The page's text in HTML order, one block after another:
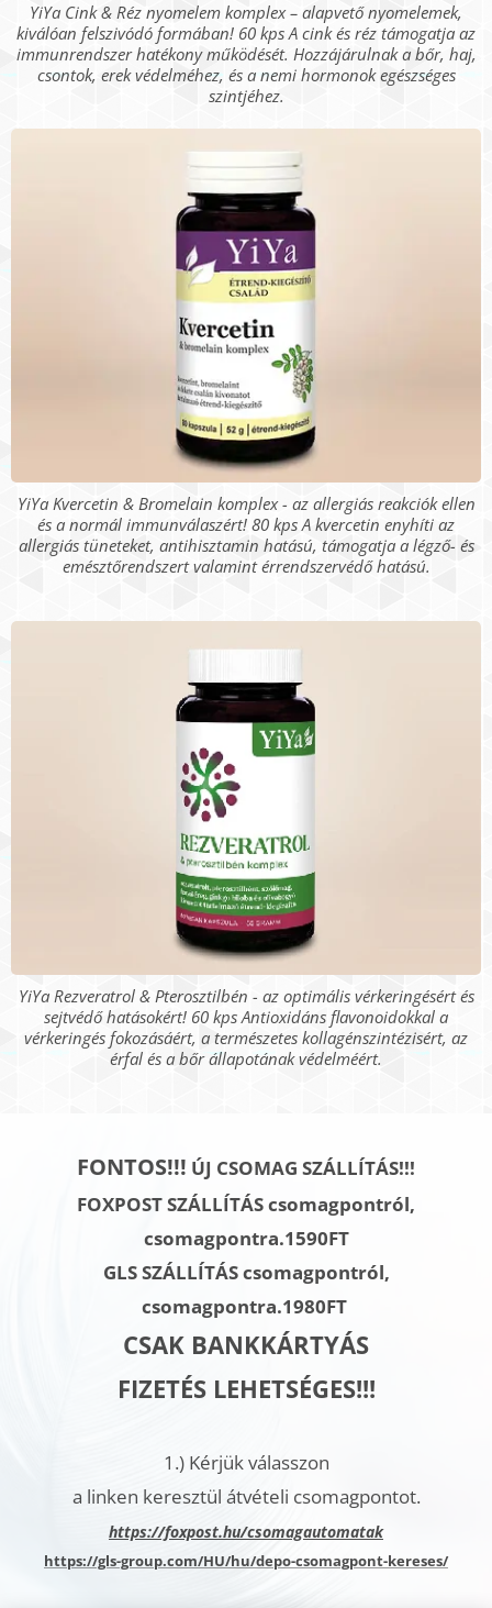
YiYa Cink & Réz nyomelem komplex – alapvető nyomelemek,
kiválóan felszivódó formában! 60 kps A cink és réz támogatja az
immunrendszer hatékony működését. Hozzájárulnak a bőr, haj,
csontok, erek védelméhez, és a nemi hormonok egészséges
szintjéhez.
YiYa Kvercetin & Bromelain komplex - az allergiás reakciók ellen
és a normál immunválaszért! 80 kps A kvercetin enyhíti az
allergiás tüneteket, antihisztamin hatású, támogatja a légző- és
emésztőrendszert valamint érrendszervédő hatású.
YiYa Rezveratrol & Pterosztilbén - az optimális vérkeringésért és
sejtvédő hatásokért! 60 kps Antioxidáns flavonoidokkal a
vérkeringés fokozásáért, a természetes kollagénszintézisért, az
érfal és a bőr állapotának védelméért.
FONTOS!!! ÚJ CSOMAG SZÁLLÍTÁS!!!
FOXPOST SZÁLLÍTÁS csomagpontról,
csomagpontra.1590FT
GLS SZÁLLÍTÁScsomagpontról,
csomagpontra.1980FT
CSAK BANKKÁRTYÁS
FIZETÉS LEHETSÉGES!!!
1.)Kérjük válasszon
a linken keresztül átvételi csomagpontot.
https://foxpost.hu/csomagautomatak
https://gls-group.com/HU/hu/depo-csomagpont-kereses/